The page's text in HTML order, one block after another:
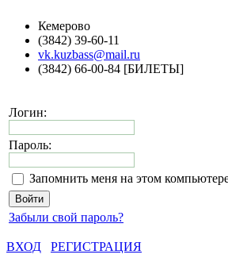
Кемерово
(3842) 39-60-11
vk.kuzbass@mail.ru
(3842) 66-00-84 [БИЛЕТЫ]
Логин:
Пароль:
Запомнить меня на этом
Забыли свой пароль?
ВХОД
РЕГИСТРАЦИЯ